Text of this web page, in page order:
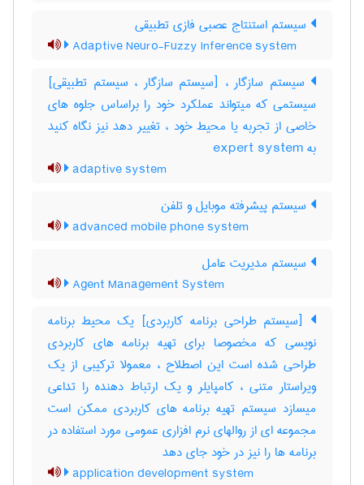
سیستم استنتاج عصبی فازی تطبیقی
Adaptive Neuro-Fuzzy Inference system
سیستم سازگار ، [سیستم سازگار ، سیستم تطبیقی]
سیستمی که میتواند عملکرد خود را براساس جلوه های
خاصی از تجربه یا محیط خود ، تغییر دهد نیز نگاه کنید
به ‎ expert system
adaptive system
سیستم پیشرفته موبایل و تلفن
advanced mobile phone system
سیستم مدیریت عامل
Agent Management System
[سیستم طراحی برنامه کاربردی] یک محیط برنامه
نویسی که مخصوصا برای تهیه برنامه های کاربردی
طراحی شده است این اصطلاح ، معمولا ترکیبی از یک
ویراستار متنی ، کامپایلر و یک ارتباط دهنده را تداعی
میسازد سیستم تهیه برنامه های کاربردی ممکن است
مجموعه ای از روالهای نرم افزاری عمومی مورد استفاده در
برنامه ها را نیز در خود جای دهد
application development system